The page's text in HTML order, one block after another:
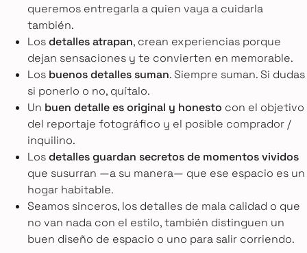
queremos entregarla a quien vaya a cuidarla
también.
Losdetalles atrapan, crean experiencias porque
dejan sensaciones y te convierten en memorable.
Los buenos detalles suman. Siempre suman. Si dudas
si ponerlo o no, quítalo.
Un buen detalle es original y honesto con el objetivo
del reportaje fotográfico y el posible comprador /
inquilino.
Losdetalles guardan secretos de momentos vividos
que susurran —a su manera— que ese espacio es un
hogar habitable.
Seamos sinceros, los detalles de mala calidad o que
no van nada con el estilo, también distinguen un
buen diseño de espacio o uno para salir corriendo.